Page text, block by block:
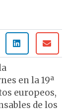
en la 19ª
europeos,
de los